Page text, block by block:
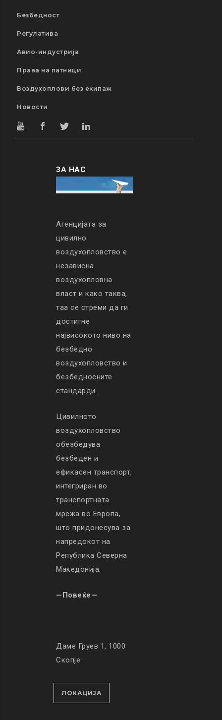
Безбедност
Регулатива
Авио-индустрија
Права на патници
Воздухоплови без екипаж
Новости
ЗА НАС
Агенцијата за
цивилно
воздухопловство е
независна
воздухопловна
власт и како таква,
таа се стреми да ги
достигне
највисокото ниво на
безбедно
воздухопловство и
безбедносните
стандарди.
Цивилното
воздухопловство
обезбедува
безбеден и
ефикасен транспорт,
интегриран во
транспортната
мрежа во Европа,
што придонесува за
напредокот на
Република Северна
Македонија.
—Повеќе—
Даме Груев 1, 1000
Скопје
ЛОКАЦИЈА